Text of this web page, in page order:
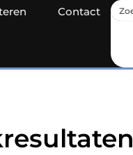
Contact